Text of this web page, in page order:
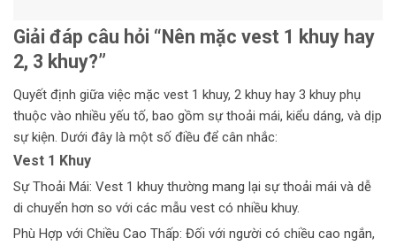
Giải đáp câu hỏi “Nên mặc vest 1 khuy hay
2, 3 khuy?”
Quyết định giữa việc mặc vest 1 khuy, 2 khuy hay 3 khuy phụ
thuộc vào nhiều yếu tố, bao gồm sự thoải mái, kiểu dáng, và dịp
sự kiện. Dưới đây là một số điều để cân nhắc:
Vest 1 Khuy
Sự Thoải Mái: Vest 1 khuy thường mang lại sự thoải mái và dễ
di chuyển hơn so với các mẫu vest có nhiều khuy.
Phù Hợp với Chiều Cao Thấp: Đối với người có chiều cao ngắn,